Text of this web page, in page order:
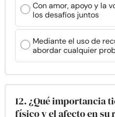
Con amor, apoyo y la
los desafíos juntos
Mediante el uso de
abordar cualquier
12. ¿Qué importancia
físico y el afecto en su